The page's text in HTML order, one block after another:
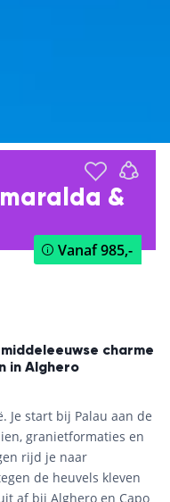
&
Vanaf985,-
charme
in Alghero
Je start bij Palau aan de
granietformaties en
rijd je naar
de heuvels kleven
af bij Alghero en Capo